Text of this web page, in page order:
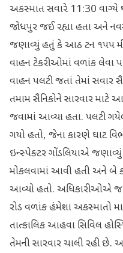
અકસ્માત સવારે 11:30 વાગ્યે
જોધપુર જઈ રહ્યા હતા અને
જણાવ્યું હતું કે આઠ ટન ૧૫૫
વાહન ટેકરીઓમાં વળાંક લેવા
વાહન પલટી જતાં તેમાં સવાર
તમામ સૈનિકોને સારવાર માટે
જવામાં આવ્યા હતા. પલટી
ગયો હતો, જેના કારણે ઘાટ
ઇન્સ્પેક્ટર ગોંડલિયાએ જણાવ્યું
મોકલવામાં આવી હતી અને બે
આવ્યો હતો. અધિકારીઓએ
રોડ વળાંક હંમેશા અકસ્માતો
તાત્કાલિક આહવા સિવિલ
તેમની સારવાર ચાલી રહી છે.